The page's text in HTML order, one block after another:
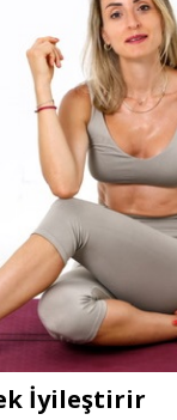
İyileştirir